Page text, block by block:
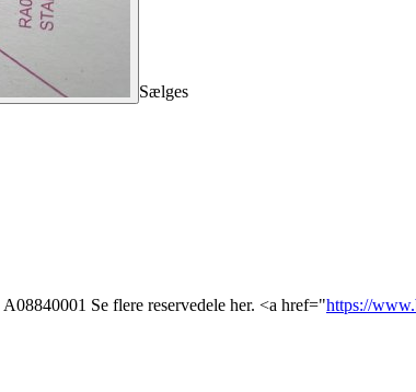
Sælges
Se flere reservedele her. <a href="https://